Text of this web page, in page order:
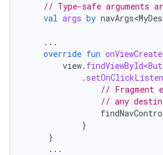
// Type-safe arguments
val args by
...
override fun
view.
.
// Fragment
// any
}
}
...